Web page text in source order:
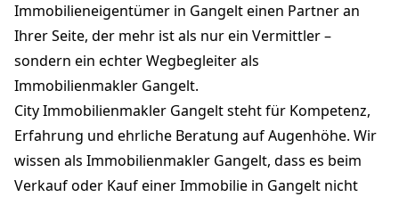
Immobilieneigentümer in Gangelt einen Partner an
Ihrer Seite, der mehr ist als nur ein Vermittler –
sondern ein echter Wegbegleiter als
Immobilienmakler Gangelt.
City Immobilienmakler Gangelt steht für Kompetenz,
Erfahrung und ehrliche Beratung auf Augenhöhe. Wir
wissen als Immobilienmakler Gangelt, dass es beim
Verkauf oder Kauf einer Immobilie in Gangelt nicht